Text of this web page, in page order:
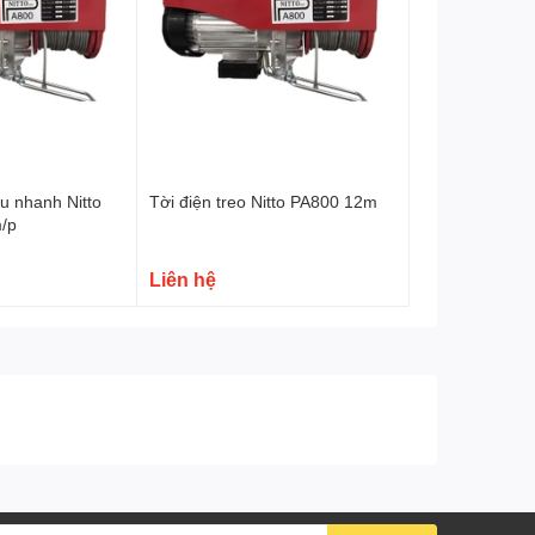
nhanh Nitto
p
Tời điện treo Nitto PA800 12m
Liên hệ